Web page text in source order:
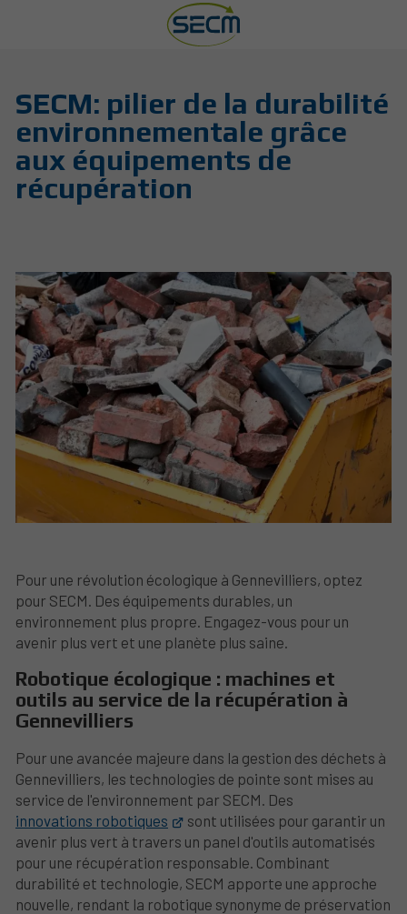
SECM: pilier de la durabilité
environnementale grâce
aux équipements de
récupération
Pour une révolution écologique à Gennevilliers, optez
pour SECM. Des équipements durables, un
environnement plus propre. Engagez-vous pour un
avenir plus vert et une planète plus saine.
Robotique écologique : machines et
outils au service de la récupération à
Gennevilliers
Pour une avancée majeure dans la gestion des déchets à
Gennevilliers, les technologies de pointe sont mises au
service de l'environnement par SECM. Des
innovations robotiques
sont utilisées pour garantir un
avenir plus vert à travers un panel d'outils automatisés
pour une récupération responsable. Combinant
durabilité et technologie, SECM apporte une approche
nouvelle, rendant la robotique synonyme de préservation